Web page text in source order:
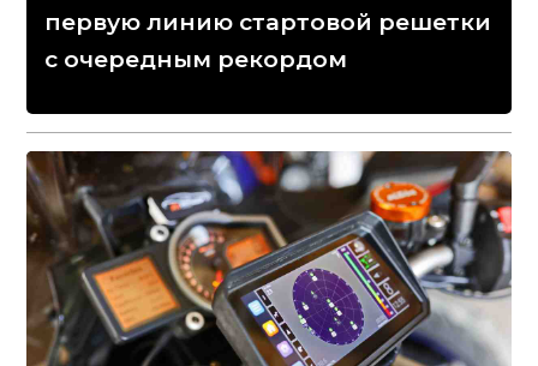
первую линию стартовой решетки
с очередным рекордом